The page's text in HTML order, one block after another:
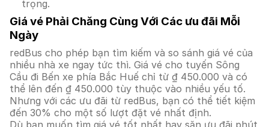
trọng.
Giá vé Phải Chăng Cùng Với Các ưu đãi Mỗi
Ngày
redBus cho phép bạn tìm kiếm và so sánh giá vé của
nhiều nhà xe ngay tức thì. Giá vé cho tuyến Sông
Cầu đi Bến xe phía Bắc Huế chỉ từ ₫ 450.000 và có
thể lên đến ₫ 450.000 tùy thuộc vào nhiều yếu tố.
Nhưng với các ưu đãi từ redBus, bạn có thể tiết kiệm
đến 30% cho một số lượt đặt vé nhất định.
Dù bạn muốn tìm giá vé tốt nhất hay săn ưu đãi phút